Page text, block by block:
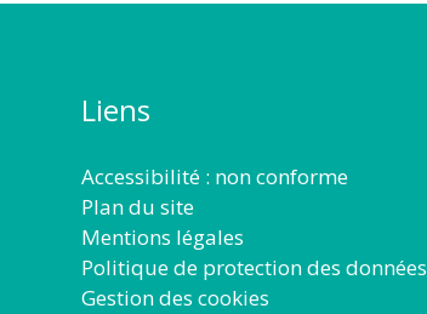
Liens
Accessibilité : non conforme
Plan du site
Mentions légales
Politique de protection des données
Gestion des cookies